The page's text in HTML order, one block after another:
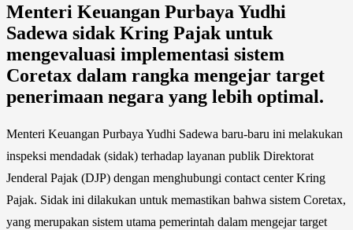
Menteri Keuangan Purbaya Yudhi
Sadewa sidak Kring Pajak untuk
mengevaluasi implementasi sistem
Coretax dalam rangka mengejar target
penerimaan negara yang lebih optimal.
Menteri Keuangan Purbaya Yudhi Sadewa baru-baru ini melakukan
inspeksi mendadak (sidak) terhadap layanan publik Direktorat
Jenderal Pajak (DJP) dengan menghubungi contact center Kring
Pajak. Sidak ini dilakukan untuk memastikan bahwa sistem Coretax,
yang merupakan sistem utama pemerintah dalam mengejar target